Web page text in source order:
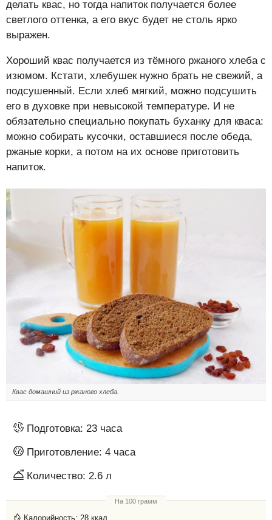
делать квас, но тогда напиток получается более
светлого оттенка, а его вкус будет не столь ярко
выражен.
Хороший квас получается из тёмного ржаного хлеба с
изюмом. Кстати, хлебушек нужно брать не свежий, а
подсушенный. Если хлеб мягкий, можно подсушить
его в духовке при невысокой температуре. И не
обязательно специально покупать буханку для кваса:
можно собирать кусочки, оставшиеся после обеда,
ржаные корки, а потом на их основе приготовить
напиток.
Квас домашний из ржаного хлеба.
Подготовка: 23 часа
Приготовление: 4 часа
Количество: 2.6 л
На 100 грамм
Калорийность: 28 ккал